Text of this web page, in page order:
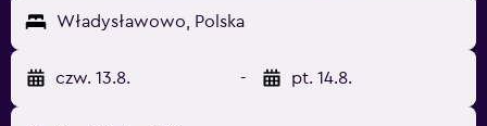
Władysławowo, Polska
czw. 13.8. - pt. 14.8.